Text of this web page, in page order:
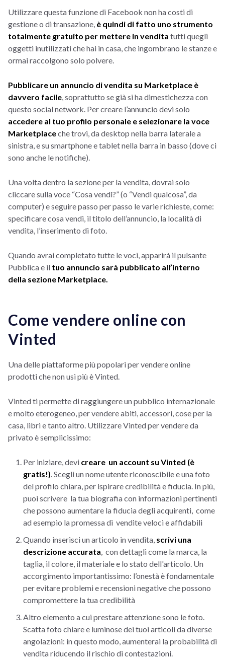
Utilizzare questa funzione di Facebook non ha costi di
gestione o di transazione, è quindi di fatto uno strumento
totalmente gratuito per mettere in vendita tutti quegli
oggetti inutilizzati che hai in casa, che ingombrano le stanze e
ormai raccolgono solo polvere.
Pubblicare un annuncio di vendita su Marketplace è
davvero facile , soprattutto se già si ha dimestichezza con
questo social network. Per creare l’annuncio devi solo
accedere al tuo profilo personale e selezionare la voce
Marketplaceche trovi, da desktop nella barra laterale a
sinistra, e su smartphone e tablet nella barra in basso (dove ci
sono anche le notifiche).
Una volta dentro la sezione per la vendita, dovrai solo
cliccare sulla voce “Cosa vendi?” (o “Vendi qualcosa”, da
computer) e seguire passo per passo le varie richieste, come:
specificare cosa vendi, il titolo dell’annuncio, la località di
vendita, l’inserimento di foto.
Quando avrai completato tutte le voci, apparirà il pulsante
Pubblica e il tuo annuncio sarà pubblicato all’interno
della sezione Marketplace.
Come vendere online con
Vinted
Una delle piattaforme più popolari per vendere online
prodotti che non usi più è Vinted.
Vinted ti permette di raggiungere un pubblico internazionale
e molto eterogeneo, per vendere abiti, accessori, cose per la
casa, libri e tanto altro. Utilizzare Vinted per vendere da
privato è semplicissimo:
Per iniziare, devi creare un account su Vinted (è
gratis!) . Scegli un nome utente riconoscibile e una foto
del profilo chiara, per ispirare credibilità e fiducia. In più,
puoi scrivere la tua biografia con informazioni pertinenti
che possono aumentare la fiducia degli acquirenti, come
ad esempio la promessa di vendite veloci e affidabili
Quando inserisci un articolo in vendita, scrivi una
descrizione accurata , con dettagli come la marca, la
taglia, il colore, il materiale e lo stato dell'articolo. Un
accorgimento importantissimo: l’onestà è fondamentale
per evitare problemi e recensioni negative che possono
compromettere la tua credibilità
Altro elemento a cui prestare attenzione sono le foto.
Scatta foto chiare e luminose dei tuoi articoli da diverse
angolazioni: in questo modo, aumenterai la probabilità di
vendita riducendo il rischio di contestazioni.